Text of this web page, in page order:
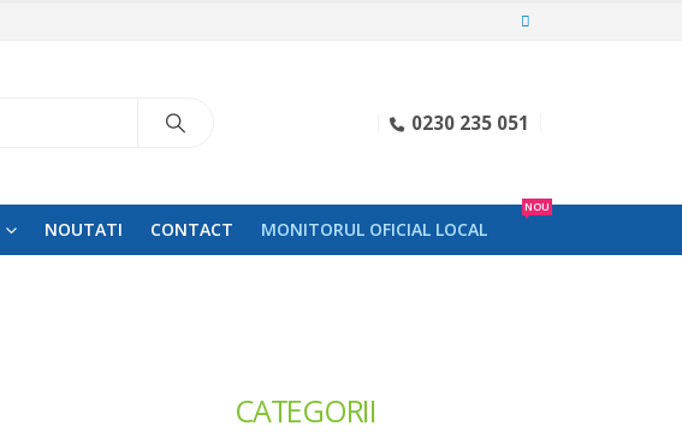
0230 235 051
NOUTATI CONTACT MONITORUL OFICIAL LOCAL
NOU
CATEGORII